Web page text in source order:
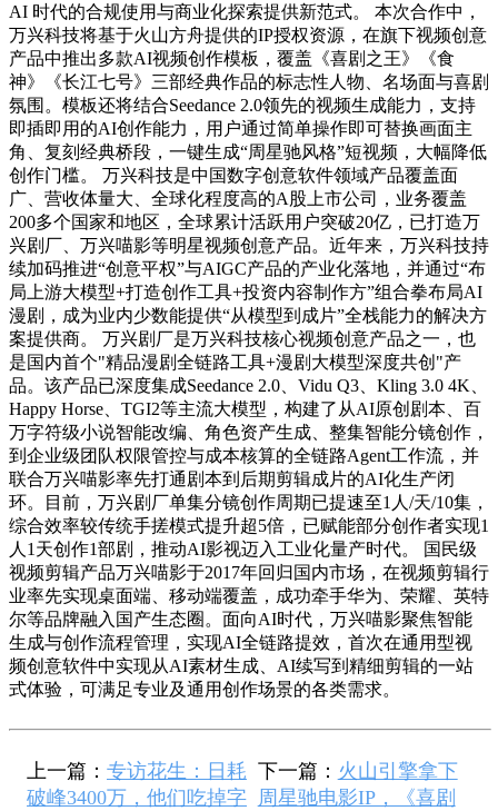
AI 时代的合规使用与商业化探索提供新范式。 本次合作中，
万兴科技将基于火山方舟提供的IP授权资源，在旗下视频创意
产品中推出多款AI视频创作模板，覆盖《喜剧之王》《食
神》《长江七号》三部经典作品的标志性人物、名场面与喜剧
氛围。模板还将结合Seedance 2.0领先的视频生成能力，支持
即插即用的AI创作能力，用户通过简单操作即可替换画面主
角、复刻经典桥段，一键生成“周星驰风格”短视频，大幅降低
创作门槛。 万兴科技是中国数字创意软件领域产品覆盖面
广、营收体量大、全球化程度高的A股上市公司，业务覆盖
200多个国家和地区，全球累计活跃用户突破20亿，已打造万
兴剧厂、万兴喵影等明星视频创意产品。近年来，万兴科技持
续加码推进“创意平权”与AIGC产品的产业化落地，并通过“布
局上游大模型+打造创作工具+投资内容制作方”组合拳布局AI
漫剧，成为业内少数能提供“从模型到成片”全栈能力的解决方
案提供商。 万兴剧厂是万兴科技核心视频创意产品之一，也
是国内首个"精品漫剧全链路工具+漫剧大模型深度共创"产
品。该产品已深度集成Seedance 2.0、Vidu Q3、Kling 3.0 4K、
Happy Horse、TGI2等主流大模型，构建了从AI原创剧本、百
万字符级小说智能改编、角色资产生成、整集智能分镜创作，
到企业级团队权限管控与成本核算的全链路Agent工作流，并
联合万兴喵影率先打通剧本到后期剪辑成片的AI化生产闭
环。目前，万兴剧厂单集分镜创作周期已提速至1人/天/10集，
综合效率较传统手搓模式提升超5倍，已赋能部分创作者实现1
人1天创作1部剧，推动AI影视迈入工业化量产时代。 国民级
视频剪辑产品万兴喵影于2017年回归国内市场，在视频剪辑行
业率先实现桌面端、移动端覆盖，成功牵手华为、荣耀、英特
尔等品牌融入国产生态圈。面向AI时代，万兴喵影聚焦智能
生成与创作流程管理，实现AI全链路提效，首次在通用型视
频创意软件中实现从AI素材生成、AI续写到精细剪辑的一站
式体验，可满足专业及通用创作场景的各类需求。
上一篇： 专访花生：日耗
破峰3400万，他们吃掉字
下一篇： 火山引擎拿下
周星驰电影IP，《喜剧